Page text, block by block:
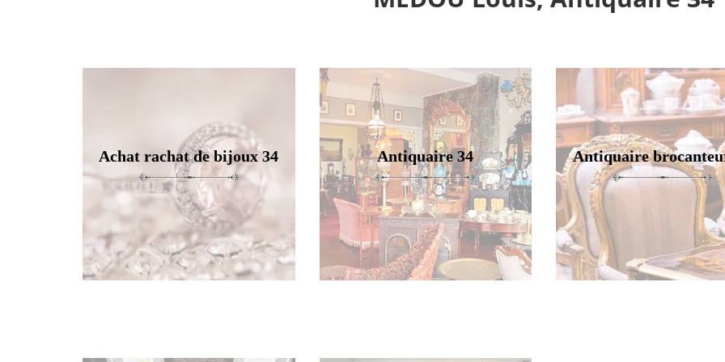
Achat rachat de bijoux 34 Antiquaire 34 Antiquaire